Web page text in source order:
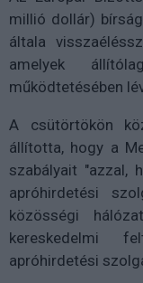
millió dollár)
általa
amelyek
működtetésében
A csütörtökön
állította, hogy a
szabályait "azzal,
apróhirdetési
közösségi
kereskedelmi
apróhirdetési